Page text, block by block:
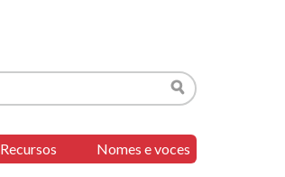
Buscar
Recursos Nomes e voces